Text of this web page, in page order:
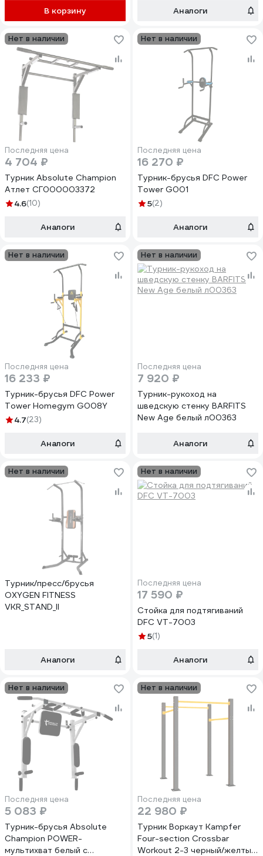
В корзину
Аналоги
Нет в наличии
Последняя цена
4 704 ₽
Турник Absolute Champion
Атлет СГ000003372
4.6(10)
Аналоги
Нет в наличии
Последняя цена
16 270 ₽
Турник-брусья DFC Power
Tower G001
5(2)
Аналоги
Нет в наличии
Последняя цена
16 233 ₽
Турник-брусья DFC Power
Tower Homegym G008Y
4.7(23)
Аналоги
Нет в наличии
Последняя цена
7 920 ₽
Турник-рукоход на
шведскую стенку BARFITS
New Age белый л00363
Аналоги
Нет в наличии
Турник/пресс/брусья
OXYGEN FITNESS
VKR_STAND_II
Аналоги
Нет в наличии
Последняя цена
17 590 ₽
Стойка для подтягиваний
DFC VT-7003
5(1)
Аналоги
Нет в наличии
Последняя цена
5 083 ₽
Турник-брусья Absolute
Champion POWER-
мультихват белый с
Нет в наличии
Последняя цена
22 980 ₽
Турник Воркаут Kampfer
Four-section Crossbar
Workout 2-3 черный/желтый